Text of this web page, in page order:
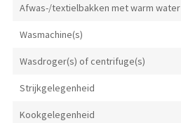
Afwas-/textielbakken met warm water
Wasmachine(s)
Wasdroger(s) of centrifuge(s)
Strijkgelegenheid
Kookgelegenheid